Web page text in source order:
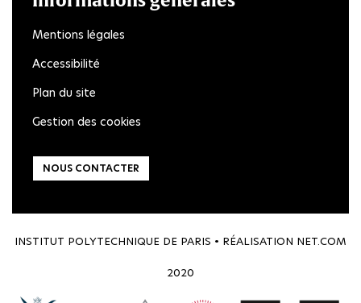
Mentions légales
Accessibilité
Plan du site
Gestion des cookies
NOUS CONTACTER
INSTITUT POLYTECHNIQUE DE PARIS • RÉALISATION NET.COM
2020